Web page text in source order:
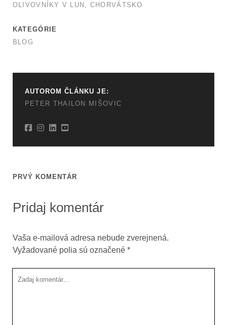
OLIVOVNÍKY V LUN, CHORVÁTSKO
KATEGÓRIE
BLOG
AUTOROM ČLÁNKU JE:
PETER THAILON MIŠOVIC
PRVÝ KOMENTÁR
Pridaj komentár
Vaša e-mailová adresa nebude zverejnená.
Vyžadované polia sú označené *
komentár